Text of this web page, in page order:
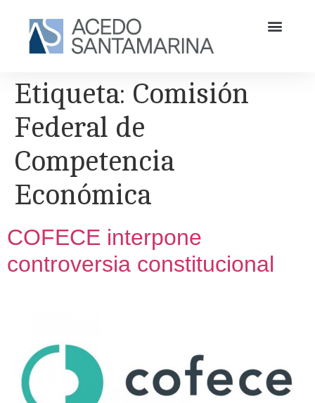
Etiqueta: Comisión
Federal de
Competencia
Económica
COFECE interpone
controversia constitucional